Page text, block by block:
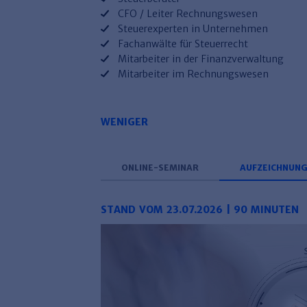
CFO / Leiter Rechnungswesen
Steuerexperten in Unternehmen
Fachanwälte für Steuerrecht
Mitarbeiter in der Finanzverwaltung
Mitarbeiter im Rechnungswesen
WENIGER
ONLINE-SEMINAR AUFZEICHNUNG
STAND VOM 23.07.2026 | 90 MINUTEN